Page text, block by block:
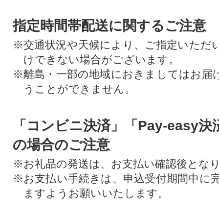
指定時間帯配送に関するご注意
※交通状況や天候により、ご指定いただ
けできない場合がございます。
※離島・一部の地域におきましてはお届
うことができません。
「コンビニ決済」「Pay-easy決
の場合のご注意
※お礼品の発送は、お支払い確認後とな
※お支払い手続きは、申込受付期間中に
ますようお願いいたします。